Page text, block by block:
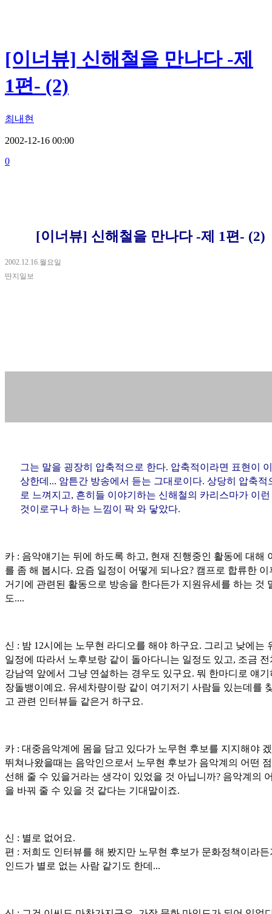
[이너뷰] 신해철을 만나다 -제
1편- (2)
최내현
2002-12-16 00:00
0
[이너뷰] 신해철을 만나다 -제 1편- (2)
2002.12.16.월요일
딴지일보
그는 말을 굉장히 압축적으로 한다. 압축적이라면 표현이 이
상한데... 암튼간 방송에서 듣는 그대로이다. 상당히 압축적
로 느껴지고, 흔히들 이야기하는 신해철의 카리스마가 이런
것이로구나 하는 느낌이 팍 와 닿았다.
카 : 음악얘기는 뒤에 하도록 하고, 현재 진행중인 활동에 대해
를 좀 해 봅시다. 요즘 일정이 어떻게 되나요? 캠프로 합류한 이
거기에 관련된 활동으로 방송을 한다든가 지원유세를 하는 것
도....
신 : 밤 12시에는 노무현 라디오를 해야 하구요. 그리고 낮에는
일정에 따라서 노후보랑 같이 돌아다니는 일정도 있고, 조금 전
강남역 앞에서 그냥 연설하는 경우도 있구요. 뭐 한마디로 얘기
장돌뱅이예요. 유세차량이랑 같이 여기저기 사람들 있는데를
고 관련 인터뷰들 같은거 하구요.
카 : 대중음악계에 몸을 담고 있다가 노무현 후보를 지지해야
뛰쳐나왔을때는 음악인으로서 노무현 후보가 음악계의 어떤
선해 줄 수 있을거라는 생각이 있었을 것 아닙니까? 음악계의
을 바꿔 줄 수 있을 것 같다는 기대말이죠.
신 : 별로 없어요.
편 : 저희도 인터뷰를 해 봤지만 노무현 후보가 문화정책이라든
인드가 별로 없는 사람 같기도 한데...